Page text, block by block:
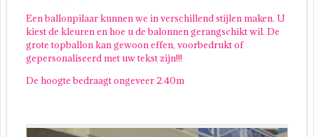
Een ballonpilaar kunnen we in verschillend stijlen maken. U
kiest de kleuren en hoe u de balonnen gerangschikt wil. De
grote topballon kan gewoon effen, voorbedrukt of
gepersonaliseerd met uw tekst zijn!!!
De hoogte bedraagt ongeveer 2.40m